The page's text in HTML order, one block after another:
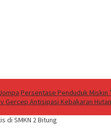
Persentase Penduduk Miskin
Gercep Antisipasi Kebakaran
di SMKN 2 Bitung